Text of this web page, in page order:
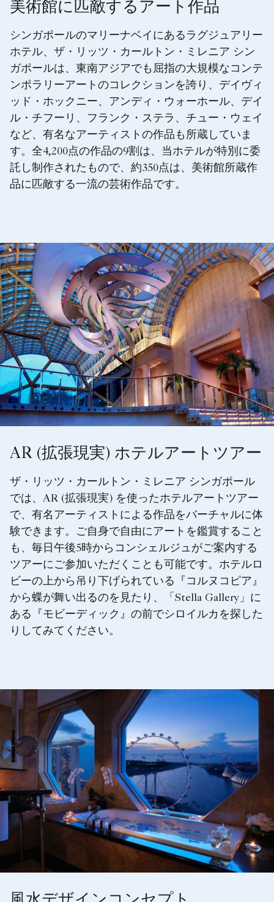
美術館に匹敵するアート作品
シンガポールのマリーナベイにあるラグジュアリー
ホテル、ザ・リッツ・カールトン・ミレニア シン
ガポールは、東南アジアでも屈指の大規模なコンテ
ンポラリーアートのコレクションを誇り、デイヴィ
ッド・ホックニー、アンディ・ウォーホール、デイ
ル・チフーリ、フランク・ステラ、チュー・ウェイ
など、有名なアーティストの作品も所蔵していま
す。全4,200点の作品の9割は、当ホテルが特別に委
託し制作されたもので、約350点は、美術館所蔵作
品に匹敵する一流の芸術作品です。
AR (拡張現実) ホテルアートツアー
ザ・リッツ・カールトン・ミレニア シンガポール
では、AR (拡張現実) を使ったホテルアートツアー
で、有名アーティストによる作品をバーチャルに体
験できます。ご自身で自由にアートを鑑賞すること
も、毎日午後5時からコンシェルジュがご案内する
ツアーにご参加いただくことも可能です。ホテルロ
ビーの上から吊り下げられている『コルヌコピア』
から蝶が舞い出るのを見たり、「Stella Gallery」に
ある『モビーディック』の前でシロイルカを探した
りしてみてください。